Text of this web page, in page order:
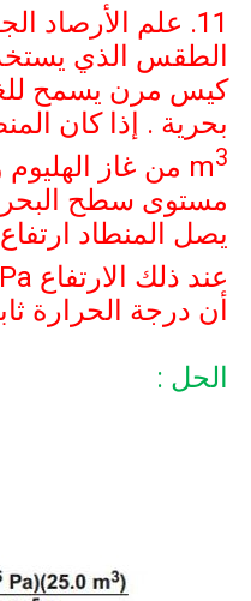
11. علم الأرصاد
الطقس الذي
كيس مرن يسمح
بحرية . إذا كان
m3
من غاز
مستوى سطح البحر
يصل المنطاد ارتفاع
عند ذلك الارتفاع Pa
أن درجة الحرارة
الحل :